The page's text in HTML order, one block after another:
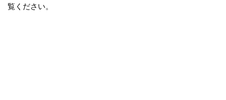
覧ください。